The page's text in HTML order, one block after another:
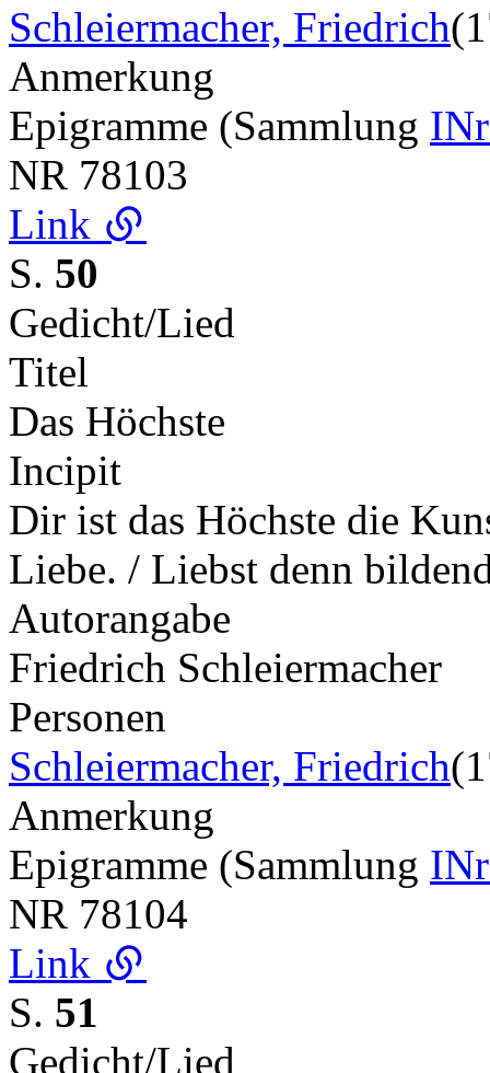
Schleiermacher, Friedrich
Anmerkung
Epigramme (Sammlung
NR 78103
Link
S. 50
Gedicht/Lied
Titel
Das Höchste
Incipit
Dir ist das Höchste die
Liebe. / Liebst denn
Autorangabe
Friedrich Schleiermacher
Personen
Schleiermacher, Friedrich
Anmerkung
Epigramme (Sammlung
NR 78104
Link
S. 51
Gedicht/Lied